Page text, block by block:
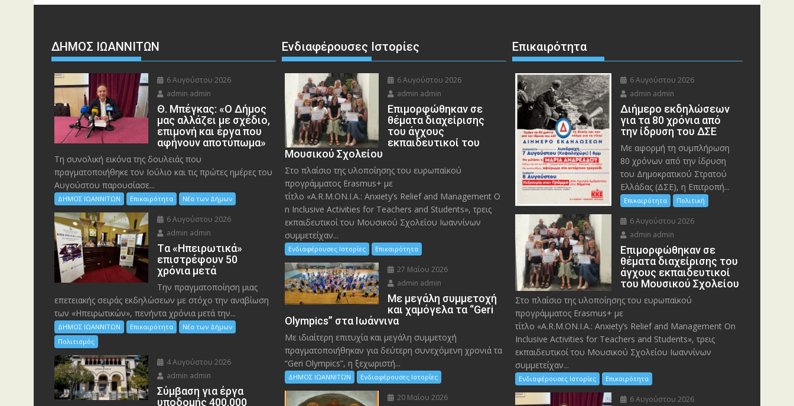
ΔΗΜΟΣ ΙΩΑΝΝΙΤΩΝ
6 Αυγούστου 2026
admin admin
Θ. Μπέγκας: «Ο Δήμος
μας αλλάζει με σχέδιο,
επιμονή και έργα που
αφήνουν αποτύπωμα»
Τη συνολική εικόνα της δουλειάς που
πραγματοποιήθηκε τον Ιούλιο και τις πρώτες ημέρες του
Αυγούστου παρουσίασε...
ΔΗΜΟΣ ΙΩΑΝΝΙΤΩΝ Επικαιρότητα Νέα των Δήμων
6 Αυγούστου 2026
admin admin
Tα «Ηπειρωτικά»
επιστρέφουν 50
χρόνια μετά
Την πραγματοποίηση μιας
επετειακής σειράς εκδηλώσεων με στόχο την αναβίωση
των «Ηπειρωτικών», πενήντα χρόνια μετά την...
ΔΗΜΟΣ ΙΩΑΝΝΙΤΩΝ Επικαιρότητα
Νέα των Δήμων
Πολιτισμός
4 Αυγούστου 2026
admin admin
Σύμβαση για έργα
υποδομής 400.000
Ενδιαφέρουσες Ιστορίες
6 Αυγούστου 2026
admin admin
Eπιμορφώθηκαν σε
θέματα διαχείρισης
του άγχους
εκπαιδευτικοί του
Μουσικού Σχολείου
Στο πλαίσιο της υλοποίησης του ευρωπαϊκού
προγράμματος Erasmus+ με
τίτλο «A.R.M.ON.I.A.: Anxiety’s Relief and Management O
n Inclusive Activities for Teachers and Students», τρεις
εκπαιδευτικοί του Μουσικού Σχολείου Ιωαννίνων
συμμετείχαν...
Ενδιαφέρουσες Ιστορίες Επικαιρότητα
27 Μαΐου 2026
admin admin
Με μεγάλη συμμετοχή
και χαμόγελα τα “Geri
Olympics” στα Ιωάννινα
Με ιδιαίτερη επιτυχία και μεγάλη συμμετοχή
πραγματοποιήθηκαν για δεύτερη συνεχόμενη χρονιά τα
“Geri Olympics”, η ξεχωριστή...
ΔΗΜΟΣ ΙΩΑΝΝΙΤΩΝ Ενδιαφέρουσες Ιστορίες
20 Μαΐου 2026
Επικαιρότητα
6 Αυγούστου 2026
admin admin
Διήμερο εκδηλώσεων
για τα 80 χρόνια από
την ίδρυση του ΔΣΕ
Με αφορμή τη συμπλήρωση
80 χρόνων από την ίδρυση
του Δημοκρατικού Στρατού
Ελλάδας (ΔΣΕ), η Επιτροπή...
Επικαιρότητα Πολιτική
6 Αυγούστου 2026
admin admin
Eπιμορφώθηκαν σε
θέματα διαχείρισης του
άγχους εκπαιδευτικοί
του Μουσικού Σχολείου
Στο πλαίσιο της υλοποίησης του ευρωπαϊκού
προγράμματος Erasmus+ με
τίτλο «A.R.M.ON.I.A.: Anxiety’s Relief and Management On
Inclusive Activities for Teachers and Students», τρεις
εκπαιδευτικοί του Μουσικού Σχολείου Ιωαννίνων
συμμετείχαν...
Ενδιαφέρουσες Ιστορίες Επικαιρότητα
6 Αυγούστου 2026